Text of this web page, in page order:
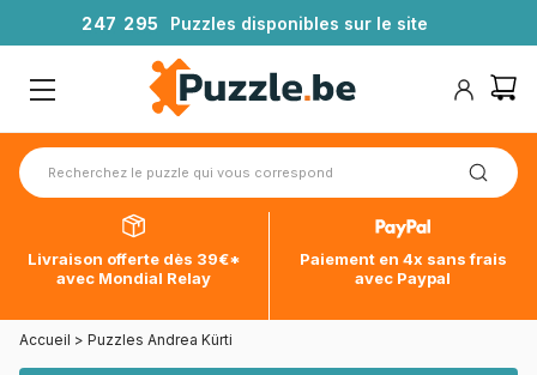
247 295 Puzzles disponibles sur le site
Livraison offerte dès 39€*
avec Mondial Relay
Paiement en 4x sans frais
avec Paypal
Accueil > Puzzles Andrea Kürti